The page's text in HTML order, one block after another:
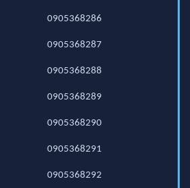
0905368286
0905368287
0905368288
0905368289
0905368290
0905368291
0905368292